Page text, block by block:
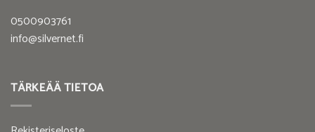
0500903761
info@silvernet.fi
TÄRKEÄÄ TIETOA